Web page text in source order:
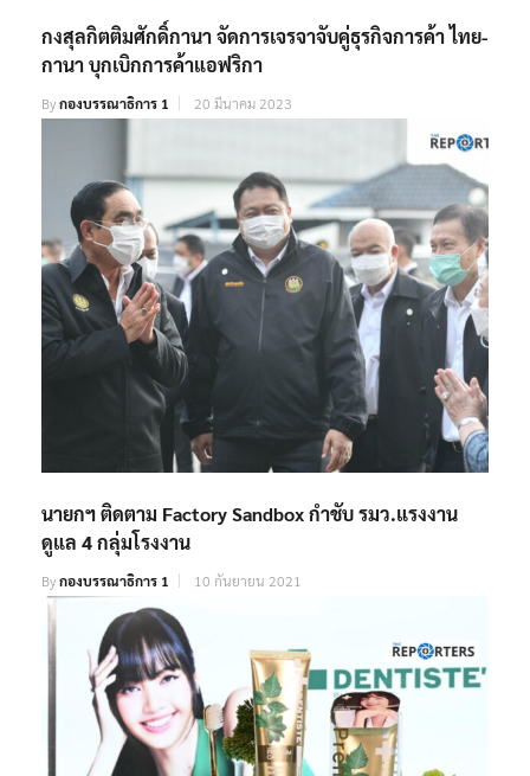
กงสุลกิตติมศักดิ์กานา จัดการเจรจาจับคู่ธุรกิจการค้า ไทย-
กานา บุกเบิกการค้าแอฟริกา
Byกองบรรณาธิการ 1 20 มีนาคม 2023
นายกฯ ติดตาม Factory Sandbox กำชับ รมว.แรงงาน
ดูแล 4 กลุ่มโรงงาน
Byกองบรรณาธิการ 1 10 กันยายน 2021